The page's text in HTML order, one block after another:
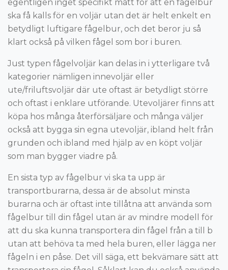
egentligen inget specifikt mått för att en fågelbur
ska få kalls för en voljär utan det är helt enkelt en
betydligt luftigare fågelbur, och det beror ju så
klart också på vilken fågel som bor i buren.
Just typen fågelvoljär kan delas in i ytterligare två
kategorier nämligen innevoljär eller
ute/friluftsvoljär där ute oftast är betydligt större
och oftast i enklare utförande. Utevoljärer finns att
köpa hos många återförsäljare och många väljer
också att bygga sin egna utevoljär, ibland helt från
grunden och ibland med hjälp av en köpt voljär
som man bygger viadre på.
En sista typ av fågelbur vi ska ta upp är
transportburarna, dessa är de absolut minsta
burarna och är oftast inte tillåtna att använda som
fågelbur till din fågel utan är av mindre modell för
att du ska kunna transportera din fågel från a till b
utan att behöva ta med hela buren, eller lägga ner
fågeln i en påse. Det vill säga, ett bekvämare sätt att